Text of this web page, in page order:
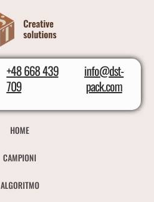
+48 668 439
709
info@dst-
pack.com
HOME
CAMPIONI
ALGORITMO